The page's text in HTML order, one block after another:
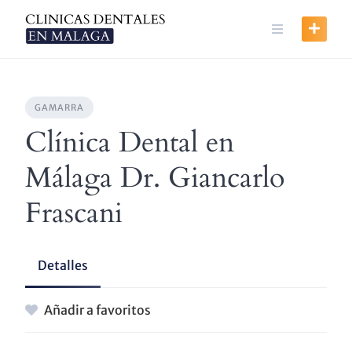
content
GAMARRA
Clínica Dental en
Málaga Dr. Giancarlo
Frascani
Detalles
Añadir a favoritos